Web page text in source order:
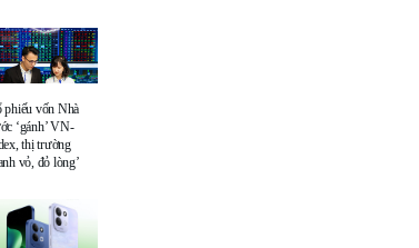
phiếu vốn Nhà
‘gánh’ VN-
thị trường
vỏ, đỏ lòng’